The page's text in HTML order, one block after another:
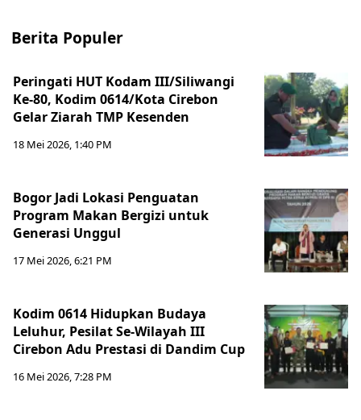
Berita Populer
Peringati HUT Kodam III/Siliwangi
Ke-80, Kodim 0614/Kota Cirebon
Gelar Ziarah TMP Kesenden
18 Mei 2026, 1:40 PM
Bogor Jadi Lokasi Penguatan
Program Makan Bergizi untuk
Generasi Unggul
17 Mei 2026, 6:21 PM
Kodim 0614 Hidupkan Budaya
Leluhur, Pesilat Se-Wilayah III
Cirebon Adu Prestasi di Dandim Cup
16 Mei 2026, 7:28 PM